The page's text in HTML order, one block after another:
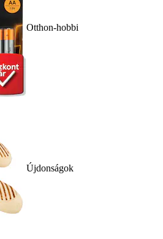
Otthon-hobbi
Újdonságok